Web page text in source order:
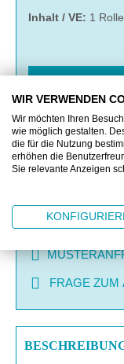
Inhalt / VE: 1
OFFERTE
FRAGE ZUM
WIR VERWENDEN
Wir möchten Ihren
wie möglich gestalten.
die für die Nutzung
erhöhen die
Sie relevante Anzeigen